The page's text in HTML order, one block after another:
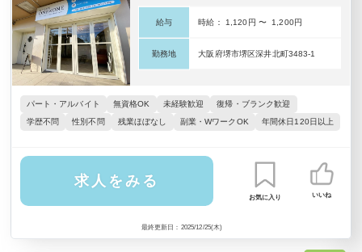
パート・アルバイト 無資格OK 未経験歓迎
復帰・ブランク歓迎
学歴不問
性別不問 残業ほぼなし 副業・WワークOK 年間休日120日以上
給与 時給： 1,120円 〜 1,200円
勤務地 大阪府堺市堺区深井北町3483-1
最終更新日：2025/12/25(木)
求人をみる
お気に入り いいね